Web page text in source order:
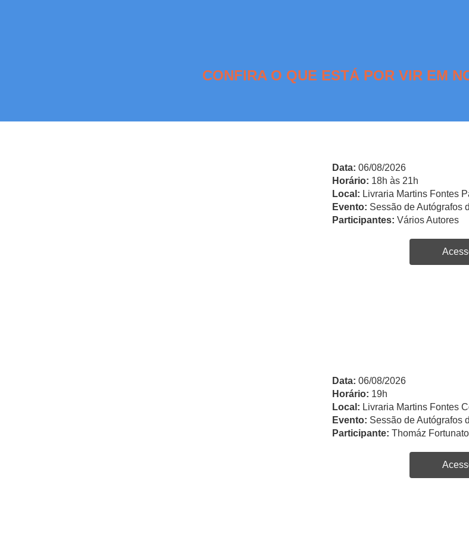
CONFIRA O QUE ESTÁ POR VIR EM
Data: 06/08/2026
Horário: 18h às 21h
Local: Livraria Martins Fontes
Evento: Sessão de Autógrafos
Participantes: Vários Autores
Data: 06/08/2026
Horário: 19h
Local: Livraria Martins Fontes
Evento: Sessão de Autógrafos
Participante: Thomáz